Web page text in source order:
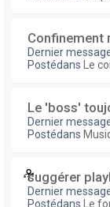
Confinement
Dernier
Postédans
Le
Le 'boss'
Dernier
Postédans
suggérer
Dernier
Postédans
Le